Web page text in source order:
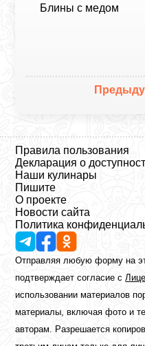
Блины с медом
Правила пользования
Декларация о
Наши кулинары
Пишите
О проекте
Новости сайта
Политика
Отправляя любую форму на
подтверждает согласие с
использовании материалов
материалы, включая фото и
авторам. Разрешается